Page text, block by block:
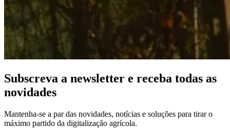
Subscreva a newsletter e receba todas as
novidades
Mantenha-se a par das novidades, notícias e soluções para tirar o
máximo partido da digitalização agrícola.